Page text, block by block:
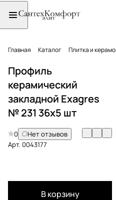
Главная Каталог Плитка и
Профиль
керамический
закладной Exagres
№ 231 36x5 шт
0
Нет отзывов
Арт.0043177
В корзину